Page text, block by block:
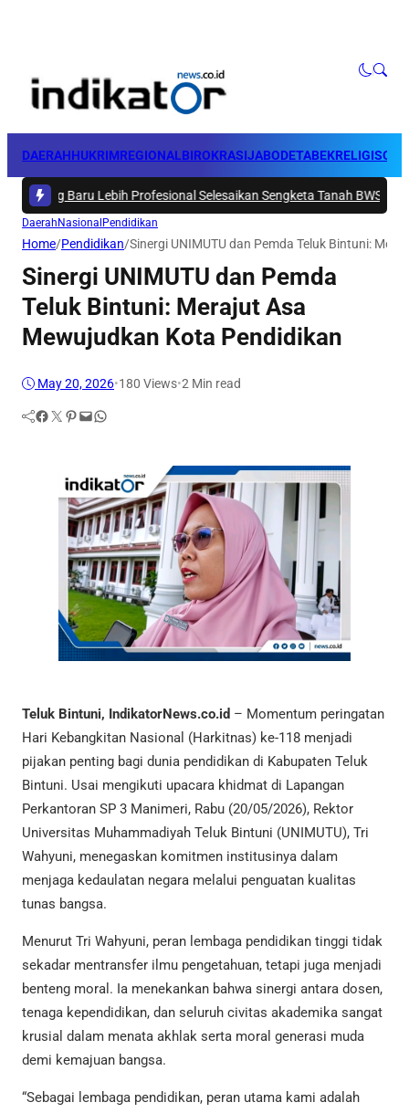
DAERAHHUKRIMREGIONALBIROKRASIJABODETABEKRELIGI
Lebih Profesional Selesaikan Sengketa Tanah BWS Papua Barat
Daerah Nasional Pendidikan
Home/Pendidikan/Sinergi UNIMUTU dan Pemda Teluk Bintuni:
Sinergi UNIMUTU dan Pemda
Teluk Bintuni: Merajut Asa
Mewujudkan Kota Pendidikan
May 20, 2026•180 Views•2 Min read
Facebook Twitter Pinterest Mail WhatsApp
Teluk Bintuni, IndikatorNews.co.id – Momentum peringatan
Hari Kebangkitan Nasional (Harkitnas) ke-118 menjadi
pijakan penting bagi dunia pendidikan di Kabupaten Teluk
Bintuni. Usai mengikuti upacara khidmat di Lapangan
Perkantoran SP 3 Manimeri, Rabu (20/05/2026), Rektor
Universitas Muhammadiyah Teluk Bintuni (UNIMUTU), Tri
Wahyuni, menegaskan komitmen institusinya dalam
menjaga kedaulatan negara melalui penguatan kualitas
tunas bangsa.
Menurut Tri Wahyuni, peran lembaga pendidikan tinggi tidak
sekadar mentransfer ilmu pengetahuan, tetapi juga menjadi
benteng moral. Ia menekankan bahwa sinergi antara dosen,
tenaga kependidikan, dan seluruh civitas akademika sangat
krusial dalam menata akhlak serta moral generasi muda
demi kemajuan bangsa.
“Sebagai lembaga pendidikan, peran utama kami adalah